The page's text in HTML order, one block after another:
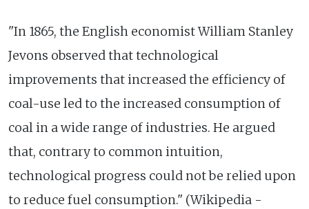
"In 1865, the English economist William Stanley
Jevons observed that technological
improvements that increased the efficiency of
coal-use led to the increased consumption of
coal in a wide range of industries. He argued
that, contrary to common intuition,
technological progress could not be relied upon
to reduce fuel consumption." (Wikipedia -